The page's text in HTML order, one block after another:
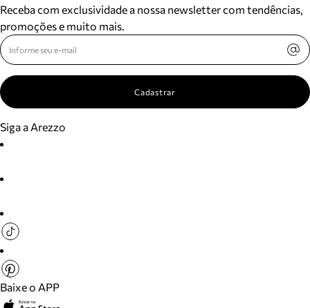
Receba com exclusividade a nossa newsletter com tendências,
promoções e muito mais.
Cadastrar
Siga a Arezzo
Baixe o APP